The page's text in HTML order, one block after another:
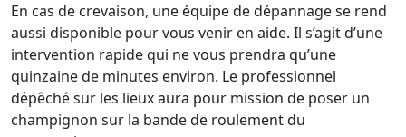
En cas de crevaison, une équipe de dépannage se rend
aussi disponible pour vous venir en aide. Il s’agit d’une
intervention rapide qui ne vous prendra qu’une
quinzaine de minutes environ. Le professionnel
dépêché sur les lieux aura pour mission de poser un
champignon sur la bande de roulement du